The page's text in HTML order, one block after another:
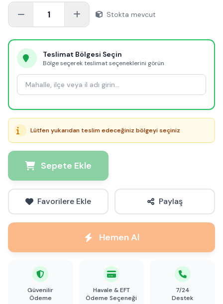
1 Stokta mevcut
Teslimat Bölgesi Seçin
Bölge seçerek teslimat seçeneklerini görün
Lütfen yukarıdan teslim edeceğiniz bölgeyi seçiniz
Sepete Ekle
Favorilere Ekle Paylaş
Hemen Al
Güvenilir
Ödeme
Havale & EFT
Ödeme Seçeneği
7/24
Destek